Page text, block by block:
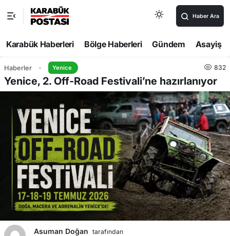
Haber Ara
Karabük Haberleri Bölge Haberleri Gündem Asayiş
Haberler Yenice 832
Yenice, 2. Off-Road Festivali’ne hazırlanıyor
Asuman Doğan tarafından